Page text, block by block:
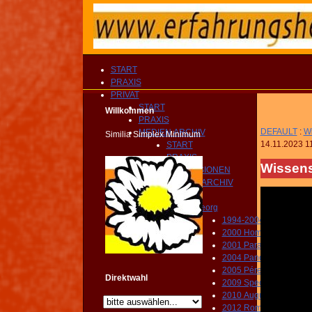
START
PRAXIS
PRIVAT
START
PRAXIS
MEDIEN ARCHIV
START
PRAXIS
IMPRESSIONEN
MEDIEN ARCHIV
PRIVAT
Georg
2000 Homöopathie
2001 Paracelsus Schwyz
2004 Panoramas
2005 Pére Lachaise
2009 Spectacool Fuldera
2010 Augusta Raurica
2012 Roma Caput Mundi
Willkommen
Similia Simplex Minimum
Direktwahl
DEFAULT:
14.11.2023